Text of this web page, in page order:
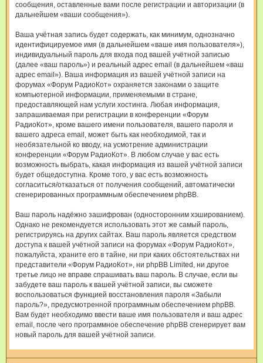
сообщения, оставленные вами после регистрации и авторизации (в
дальнейшем «ваши сообщения»).
Ваша учётная запись будет содержать, как минимум, однозначно
идентифицируемое имя (в дальнейшем «ваше имя пользователя»),
индивидуальный пароль для входа под вашей учётной записью
(далее «ваш пароль») и реальный адрес email (в дальнейшем «ваш
адрес email»). Ваша информация из вашей учётной записи на
форумах «Форум РадиоКот» охраняется законами о защите
компьютерной информации, применяемыми в стране,
предоставляющей нам услуги хостинга. Любая информация,
запрашиваемая при регистрации в конференции «Форум
РадиоКот», кроме вашего имени пользователя, вашего пароля и
вашего адреса email, может быть как необходимой, так и
необязательной ко вводу, на усмотрение администрации
конференции «Форум РадиоКот». В любом случае у вас есть
возможность выбрать, какая информация из вашей учётной записи
будет общедоступна. Кроме того, у вас есть возможность
согласиться/отказаться от получения сообщений, автоматически
сгенерированных программным обеспечением phpBB.
Ваш пароль надёжно зашифрован (односторонним хэшированием).
Однако не рекомендуется использовать этот же самый пароль,
регистрируясь на других сайтах. Ваш пароль является средством
доступа к вашей учётной записи на форумах «Форум РадиоКот»,
пожалуйста, храните его в тайне, ни при каких обстоятельствах ни
представители «Форум РадиоКот», ни phpBB Limited, ни другое
третье лицо не вправе спрашивать ваш пароль. В случае, если вы
забудете ваш пароль к вашей учётной записи, вы сможете
воспользоваться функцией восстановления пароля «Забыли
пароль?», предусмотренной программным обеспечением phpBB.
Вам будет необходимо ввести ваше имя пользователя и ваш адрес
email, после чего программное обеспечение phpBB сгенерирует вам
новый пароль для вашей учётной записи.